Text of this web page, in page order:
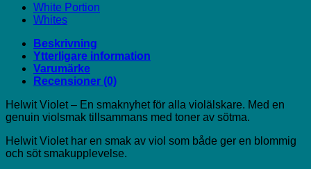
White Portion
Whites
Beskrivning
Ytterligare information
Varumärke
Recensioner (0)
Helwit Violet – En smaknyhet för alla violälskare. Med en
genuin violsmak tillsammans med toner av sötma.
Helwit Violet har en smak av viol som både ger en blommig
och söt smakupplevelse.